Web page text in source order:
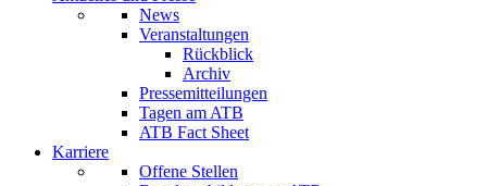
News
Veranstaltungen
Rückblick
Archiv
Pressemitteilungen
Tagen am ATB
ATB Fact Sheet
Karriere
Offene Stellen